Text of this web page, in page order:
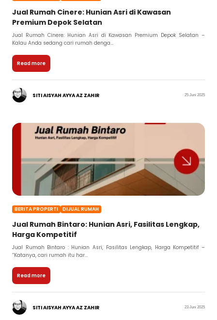
Jual Rumah Cinere: Hunian Asri di Kawasan
Premium Depok Selatan
Jual Rumah Cinere: Hunian Asri di Kawasan Premium Depok Selatan –
Kalau Anda sedang cari rumah denga...
Read more
SITI AISYAH AYYA AZ ZAHIR 25 Juni 2025
BERITA PROPERTI DIJUAL RUMAH
Jual Rumah Bintaro: Hunian Asri, Fasilitas Lengkap,
Harga Kompetitif
Jual Rumah Bintaro : Hunian Asri, Fasilitas Lengkap, Harga Kompetitif –
“Katanya, cari rumah itu har...
Read more
SITI AISYAH AYYA AZ ZAHIR 23 Juni 2025